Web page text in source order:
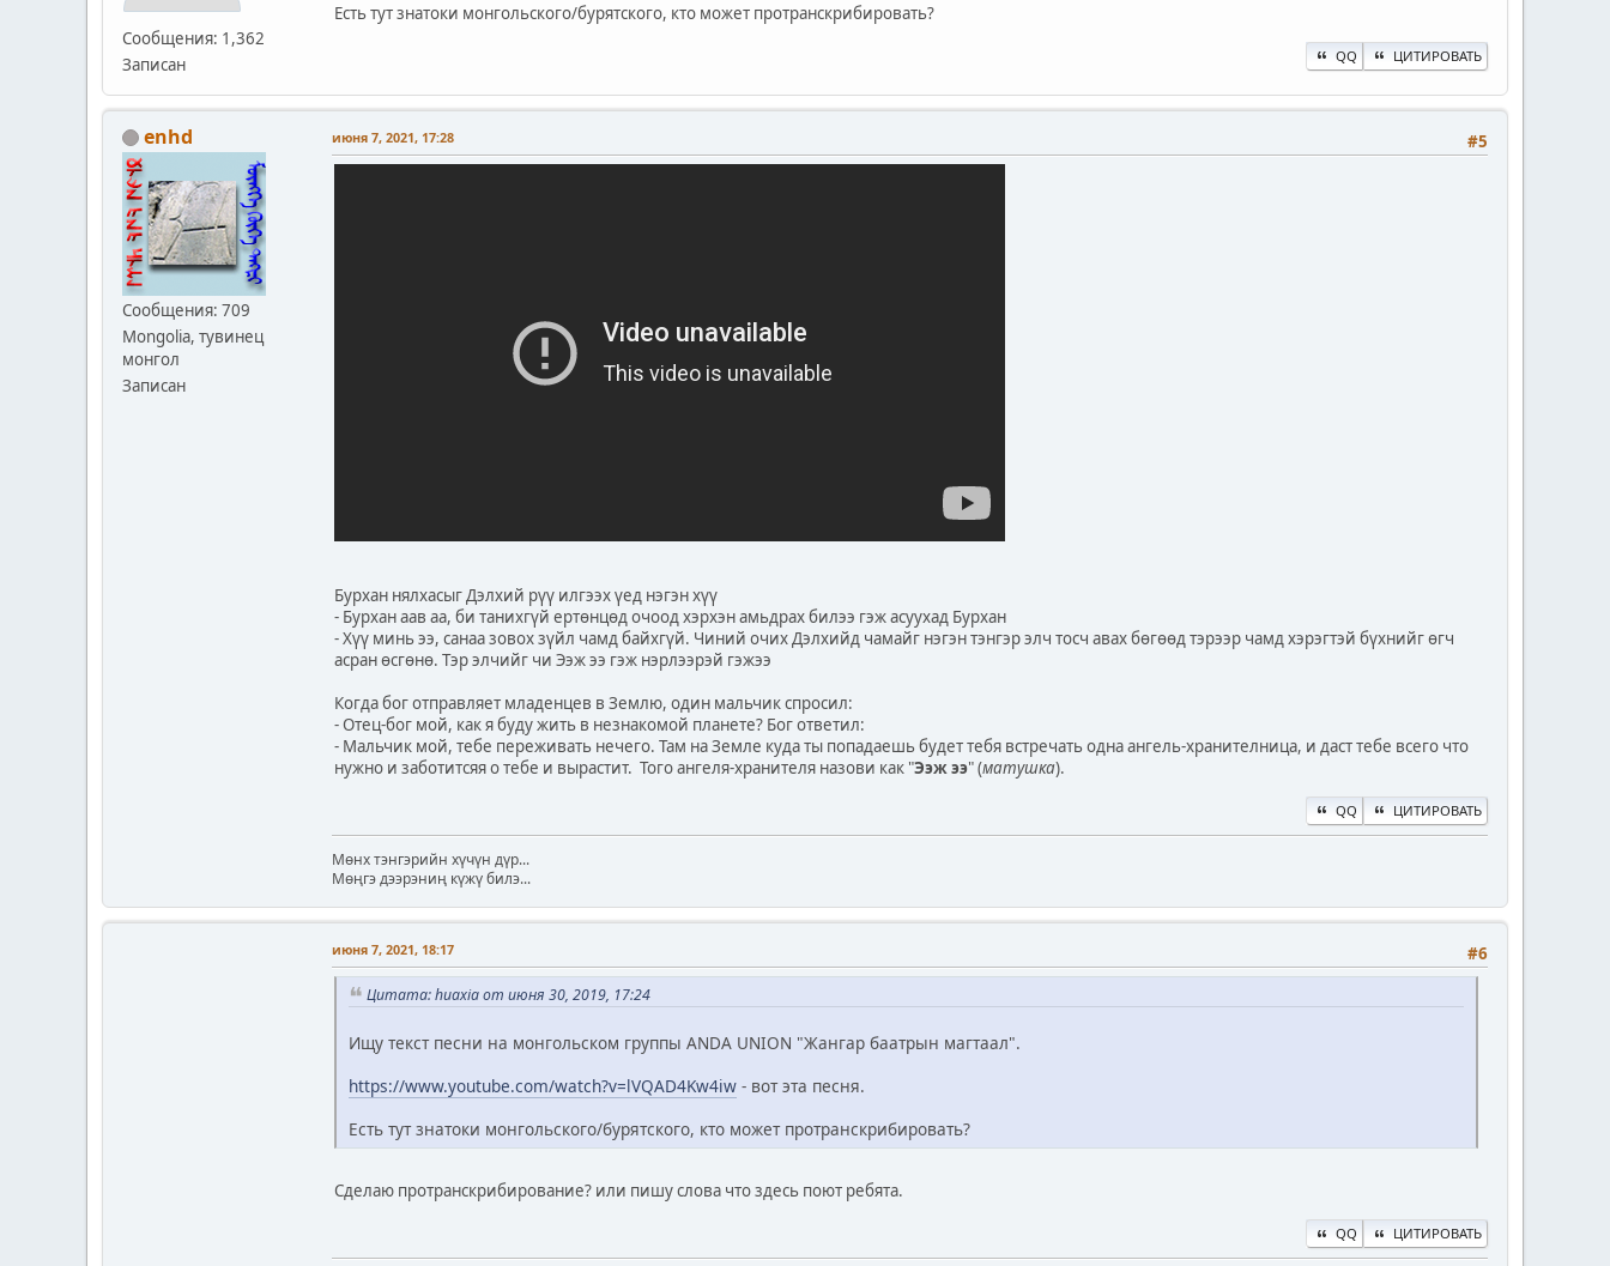
Сообщения: 1,362
Записан
Есть тут знатоки монгольского/бурятского, кто может протранскрибировать?
QQ ЦИТИРОВАТЬ
enhd
Сообщения: 709
Mongolia, тувинец
монгол
Записан
#5
июня 7, 2021, 17:28
Бурхан нялхасыг Дэлхий рүү илгээх үед нэгэн хүү
- Бурхан аав аа, би танихгүй ертөнцөд очоод хэрхэн амьдрах билээ гэж асуухад Бурхан
- Хүү минь ээ, санаа зовох зүйл чамд байхгүй. Чиний очих Дэлхийд чамайг нэгэн тэнгэр элч тосч авах бөгөөд тэрээр чамд хэрэгтэй бүхнийг өгч
асран өсгөнө. Тэр элчийг чи Ээж ээ гэж нэрлээрэй гэжээ
Когда бог отправляет младенцев в Землю, один мальчик спросил:
- Отец-бог мой, как я буду жить в незнакомой планете? Бог ответил:
- Мальчик мой, тебе переживать нечего. Там на Земле куда ты попадаешь будет тебя встречать одна ангель-хранителница, и даст тебе всего что
нужно и заботитсяя о тебе и вырастит. Того ангеля-хранителя назови как "Ээж ээ" (матушка).
QQ ЦИТИРОВАТЬ
Мөнх тэнгэрийн хүчүн дүр...
Мөңгэ дээрэниң күжү билэ...
#6
июня 7, 2021, 18:17
Цитата: huaxia от июня 30, 2019, 17:24
Ищу текст песни на монгольском группы ANDA UNION "Жангар баатрын магтаал".
https://www.youtube.com/watch?v=lVQAD4Kw4iw - вот эта песня.
Есть тут знатоки монгольского/бурятского, кто может протранскрибировать?
Сделаю протранскрибирование? или пишу слова что здесь поют ребята.
QQ ЦИТИРОВАТЬ